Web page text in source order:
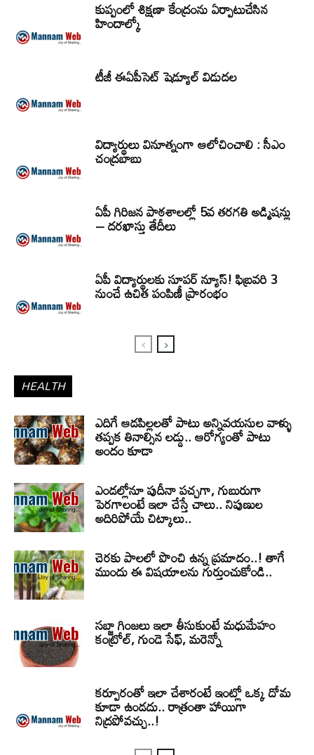
కుప్పంలో శిక్షణా కేంద్రంను ఏర్పాటుచేసిన
హిందాల్కో
టీజీ ఈఏపీసెట్‌ షెడ్యూల్‌ విడుదల
విద్యార్థులు వినూత్నంగా ఆలోచించాలి : సీఎం
చంద్రబాబు
ఏపీ గిరిజన పాఠశాలల్లో 5వ తరగతి అడ్మిషన్లు
– దరఖాస్తు తేదీలు
ఏపీ విద్యార్థులకు సూపర్ న్యూస్! ఫిబ్రవరి 3
నుంచే ఉచిత పంపిణీ ప్రారంభం
HEALTH
ఎదిగే ఆడపిల్లలతో పాటు అన్నివయసుల వాళ్ళు
తప్పక తినాల్సిన లడ్డు.. ఆరోగ్యంతో పాటు
అందం కూడా
ఎండల్లోనూ పుదీనా పచ్చగా, గుబురుగా
పెరగాలంటే ఇలా చేస్తే చాలు.. నిపుణుల
అదిరిపోయే చిట్కాలు..
చెరకు పాలలో పొంచి ఉన్న ప్రమాదం..! తాగే
ముందు ఈ విషయాలను గుర్తుంచుకోండి..
సబ్జా గింజలు ఇలా తీసుకుంటే మధుమేహం
కంట్రోల్, గుండె సేఫ్, మరెన్నో
కర్పూరంతో ఇలా చేశారంటే ఇంట్లో ఒక్క దోమ
కూడా ఉండదు.. రాత్రంతా హాయిగా
నిద్రపోవచ్చు..!